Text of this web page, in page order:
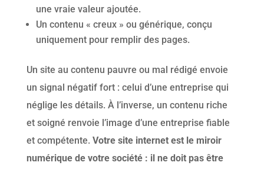
une vraie valeur ajoutée.
Un contenu « creux » ou générique, conçu
uniquement pour remplir des pages.
Un site au contenu pauvre ou mal rédigé envoie
un signal négatif fort : celui d’une entreprise qui
néglige les détails. À l’inverse, un contenu riche
et soigné renvoie l’image d’une entreprise fiable
et compétente. Votre site internet est le miroir
numérique de votre société : il ne doit pas être